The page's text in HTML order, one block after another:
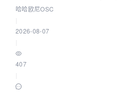
哈哈欧尼OSC
2026-08-07
407